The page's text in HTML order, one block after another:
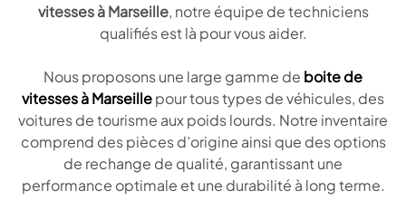
vitesses à Marseille, notre équipe de techniciens
qualifiés est là pour vous aider.
Nous proposons une large gamme de boite de
vitesses à Marseillepour tous types de véhicules, des
voitures de tourisme aux poids lourds. Notre inventaire
comprend des pièces d’origine ainsi que des options
de rechange de qualité, garantissant une
performance optimale et une durabilité à long terme.